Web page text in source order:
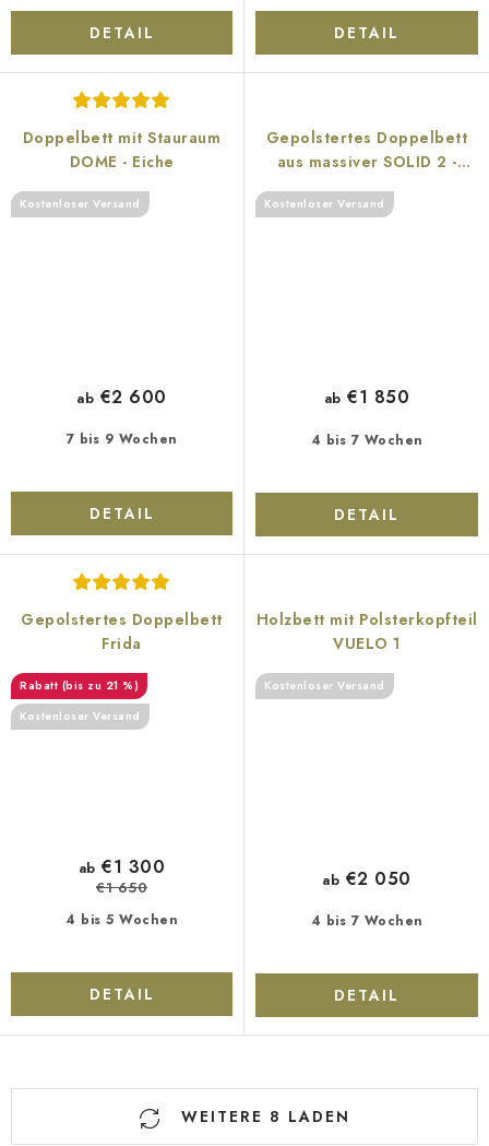
DETAIL DETAIL
Doppelbett mit Stauraum
DOME - Eiche
Kostenloser Versand
7 bis 9 Wochen
ab €2 600
DETAIL
Gepolstertes Doppelbett
aus massiver SOLID 2 -
Eiche
Kostenloser Versand
4 bis 7 Wochen
ab €1 850
DETAIL
Gepolstertes Doppelbett
Frida
(bis zu 21 %)
Kostenloser Versand
4 bis 5 Wochen
ab €1 300
€1 650
DETAIL
Holzbett mit Polsterkopfteil
VUELO 1
Kostenloser Versand
4 bis 7 Wochen
ab €2 050
DETAIL
S
WEITERE 8 LADEN